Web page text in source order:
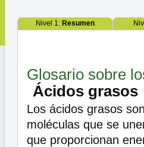
Nivel 1: Resumen
Glosario sobre
Ácidos grasos
Los ácidos grasos
moléculas que se
que proporcionan